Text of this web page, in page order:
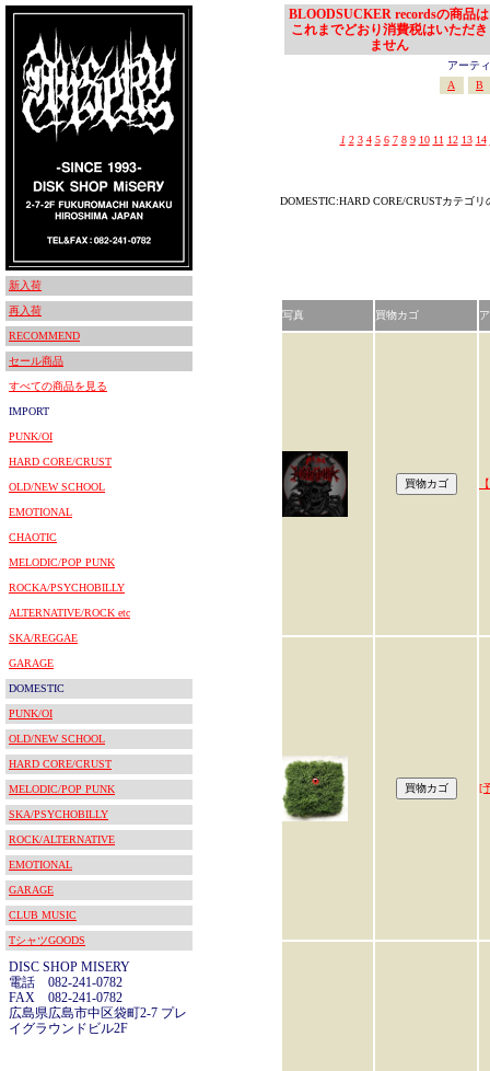
新入荷
再入荷
RECOMMEND
セール商品
すべての商品を見る
IMPORT
PUNK/OI
HARD CORE/CRUST
OLD/NEW SCHOOL
EMOTIONAL
CHAOTIC
MELODIC/POP PUNK
ROCKA/PSYCHOBILLY
ALTERNATIVE/ROCK etc
SKA/REGGAE
GARAGE
DOMESTIC
PUNK/OI
OLD/NEW SCHOOL
HARD CORE/CRUST
MELODIC/POP PUNK
SKA/PSYCHOBILLY
ROCK/ALTERNATIVE
EMOTIONAL
GARAGE
CLUB MUSIC
TシャツGOODS
DISC SHOP MISERY
電話 082-241-0782
FAX 082-241-0782
広島県広島市中区袋町2-7 プレ
イグラウンドビル2F
BLOODSUCKER recordsの商品は
これまでどおり消費税はいただき
ません
アーテ
A
B
1 2 3 4 5 6 7 8 9 10 11 12 13 14
DOMESTIC:HARD CORE/CRUSTカテゴ
写真 買物カゴ
[